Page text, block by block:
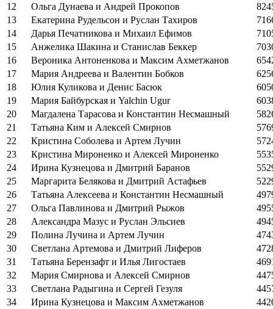
12
Ольга Дунаева и Андрей Прокопов
13
Екатерина Рудельсон и Руслан Тахиров
14
Дарья Печатникова и Михаил Ефимов
15
Анжелика Шакина и Станислав Беккер
16
Вероника Антоненкова и Максим Ахметжанов
17
Мария Андреева и Валентин Бобков
18
Юлия Куликова и Денис Басюк
19
Мария Байбурская и Yalchin Ugur
20
Магдалена Тарасова и Константин Несмашный
21
Татьяна Ким и Алексей Смирнов
22
Кристина Соболева и Артем Лучин
23
Кристина Мироненко и Алексей Мироненко
24
Ирина Кузнецова и Дмитрий Баранов
25
Маргарита Белякова и Дмитрий Астафьев
26
Татьяна Алексеева и Константин Несмашный
27
Ольга Павлинова и Дмитрий Рыжов
28
Александра Мазус и Руслан Эльсиев
29
Полина Лучина и Артем Лучин
30
Светлана Артемова и Дмитрий Лиферов
31
Татьяна Берензафт и Илья Лигостаев
32
Мария Смирнова и Алексей Смирнов
33
Светлана Радыгина и Сергей Гезуля
34
Ирина Кузнецова и Максим Ахметжанов